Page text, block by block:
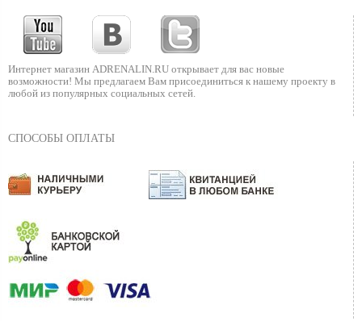
Интернет магазин ADRENALIN.RU открывает для вас новые
возможности! Мы предлагаем Вам присоединиться к нашему проекту в
любой из популярных социальных сетей.
СПОСОБЫ ОПЛАТЫ